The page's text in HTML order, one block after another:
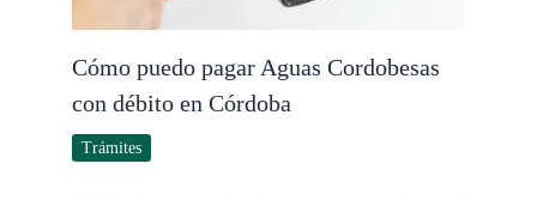
Cómo puedo pagar Aguas Cordobesas
con débito en Córdoba
Trámites